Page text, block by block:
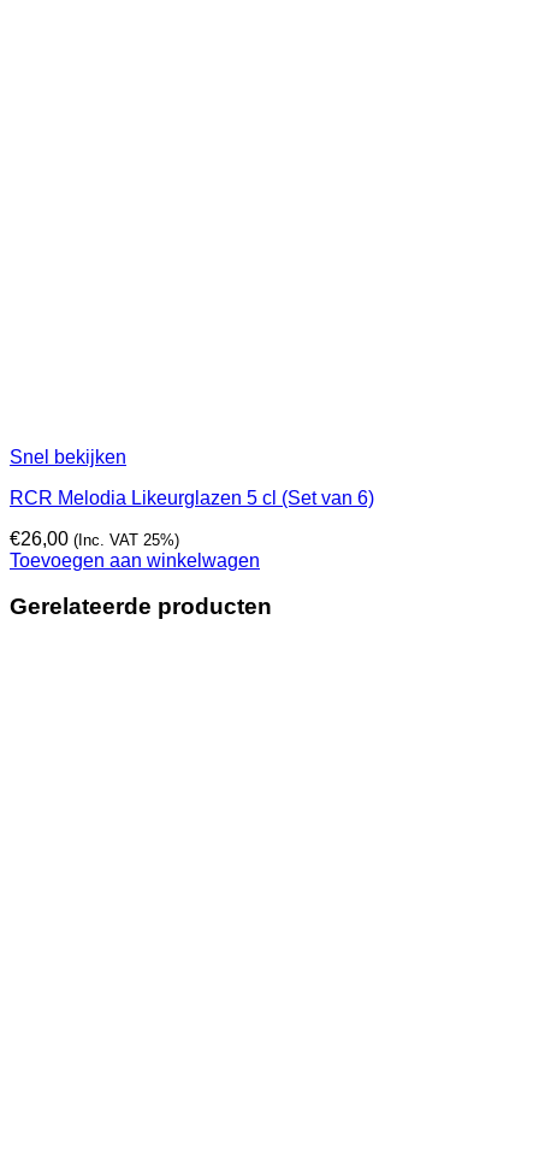
Snel bekijken
RCR Melodia Likeurglazen 5 cl (Set van 6)
€26,00 (Inc. VAT 25%)
Toevoegen aan winkelwagen
Gerelateerde producten